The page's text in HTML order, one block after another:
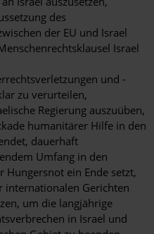
des
der EU und Israel
Israel
und -
zu verurteilen,
Regierung auszuüben,
humanitärer Hilfe in den
dauerhaft
Umfang in den
Hungersnot ein Ende setzt,
internationalen Gerichten
um die langjährige
in Israel und